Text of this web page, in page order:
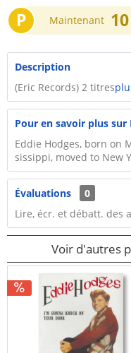
P Maintenant 10
Description
(Eric Records) 2 titres
Pour en savoir plus sur
Eddie Hodges, born on
sissippi, moved to New
Évaluations
0
Lire, écr. et débatt. des
Voir d'autres